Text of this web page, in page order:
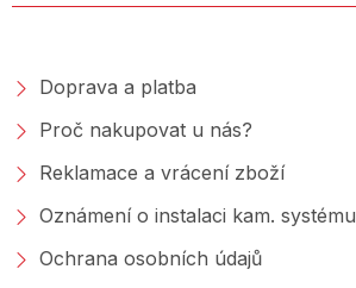
Doprava a platba
Proč nakupovat u nás?
Reklamace a vrácení zboží
Oznámení o instalaci kam. systému
Ochrana osobních údajů